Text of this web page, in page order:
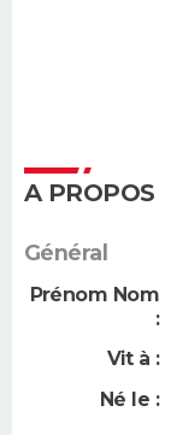
A PROPOS
Général
Prénom Nom
:
Vit à :
Né le :